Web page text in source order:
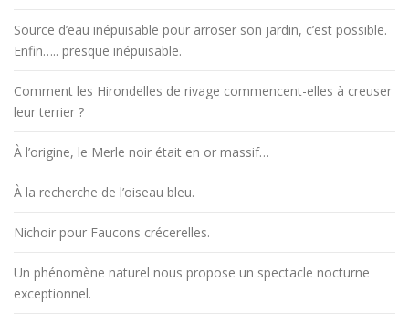
Source d’eau inépuisable pour arroser son jardin, c’est possible.
Enfin….. presque inépuisable.
Comment les Hirondelles de rivage commencent-elles à creuser
leur terrier ?
À l’origine, le Merle noir était en or massif…
À la recherche de l’oiseau bleu.
Nichoir pour Faucons crécerelles.
Un phénomène naturel nous propose un spectacle nocturne
exceptionnel.